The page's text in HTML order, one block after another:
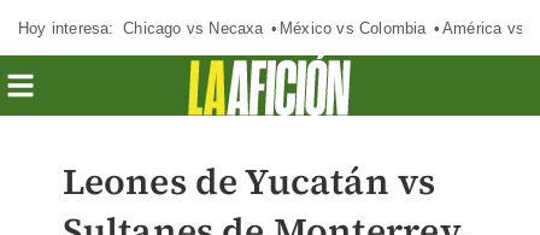
Hoy interesa: Chicago vs Necaxa México vs Colombia América vs
Leones de Yucatán vs